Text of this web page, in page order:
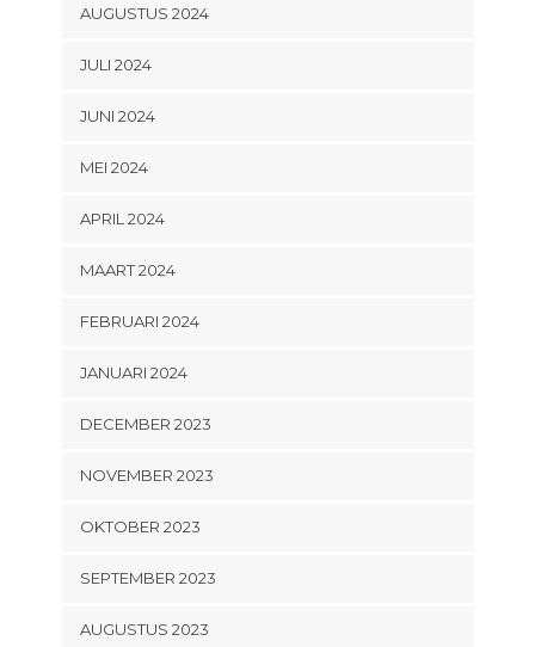
AUGUSTUS 2024
JULI 2024
JUNI 2024
MEI 2024
APRIL 2024
MAART 2024
FEBRUARI 2024
JANUARI 2024
DECEMBER 2023
NOVEMBER 2023
OKTOBER 2023
SEPTEMBER 2023
AUGUSTUS 2023